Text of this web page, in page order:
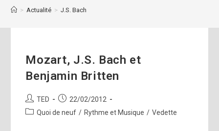
> Actualité > J.S. Bach
Mozart, J.S. Bach et
Benjamin Britten
Auteur/autrice
de
TED
Publication
publiée :
22/02/2012
PostQuoi de neuf / Rythme et Musique / Vedette